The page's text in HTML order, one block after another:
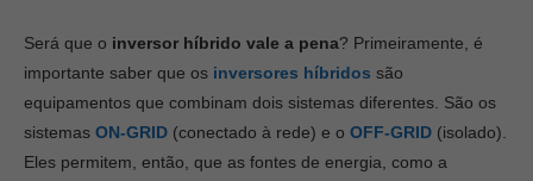
Será que o inversor híbrido vale a pena? Primeiramente, é
importante saber que os inversores híbridos são
equipamentos que combinam dois sistemas diferentes. São os
sistemas ON-GRID (conectado à rede) e o OFF-GRID (isolado).
Eles permitem, então, que as fontes de energia, como a